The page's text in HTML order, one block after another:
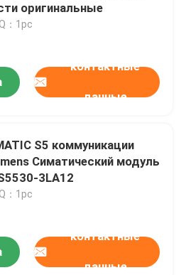
оригинальные
：1pc
контактные
данные
S5 коммуникации
Симатический модуль
3LA12
：1pc
контактные
данные